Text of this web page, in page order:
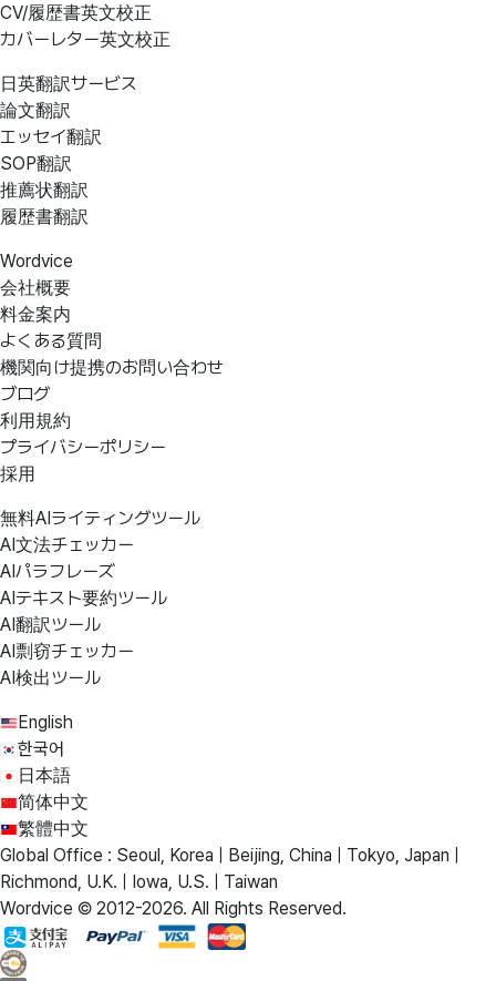
CV/履歴書英文校正
カバーレター英文校正
日英翻訳サービス
論文翻訳
エッセイ翻訳
SOP翻訳
推薦状翻訳
履歴書翻訳
Wordvice
会社概要
料金案内
よくある質問
機関向け提携のお問い合わせ
ブログ
利用規約
プライバシーポリシー
採用
無料AIライティングツール
AI文法チェッカー
AIパラフレーズ
AIテキスト要約ツール
AI翻訳ツール
AI剽窃チェッカー
AI検出ツール
English
한국어
日本語
简体中文
繁體中文
Global Office : Seoul, Korea | Beijing, China | Tokyo, Japan |
Richmond, U.K. | Iowa, U.S. | Taiwan
Wordvice © 2012-2026. All Rights Reserved.